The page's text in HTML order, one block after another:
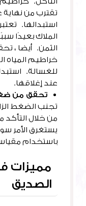
تقترب من
استبدالها.
الملاك بعيدًا
الثمن. أيضا ،
خراطيم المياه
للغسالة.
عند إغلاقها.
تحقق من
تجنب الضغط
من خلال
يستغرق الأمر
باستخدام
الصديق